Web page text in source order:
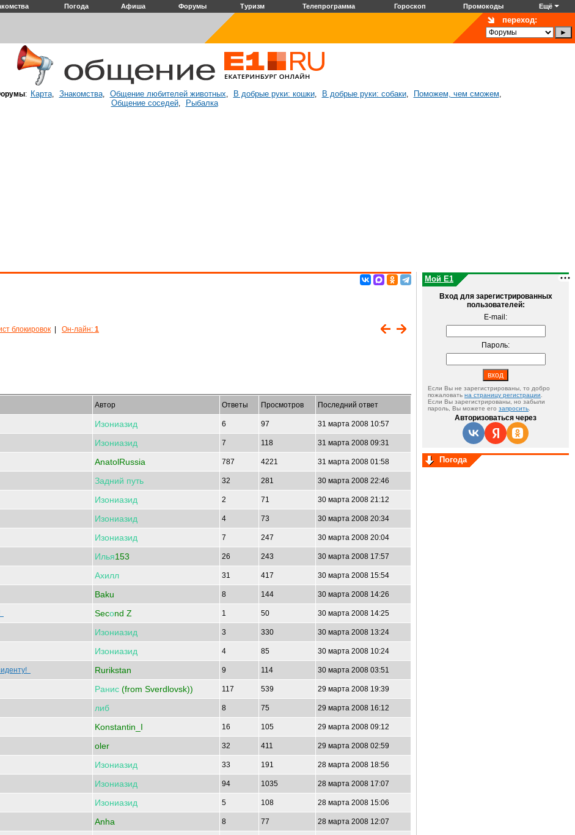
Погода Афиша Форумы Туризм Телепрограмма Гороскоп Промокоды Ещё
переход:
: Карта, Знакомства, Общение любителей животных, В добрые руки: кошки, В добрые руки: собаки, Поможем, чем сможем,
Общение соседей, Рыбалка
блокировок Он-лайн: 1
Автор Ответы Просмотров Последний ответ
Изониазид 6 97 31 марта 2008 10:57
Изониазид 7 118 31 марта 2008 09:31
AnatolRussia 787 4221 31 марта 2008 01:58
Задний путь 32 281 30 марта 2008 22:46
Изониазид 2 71 30 марта 2008 21:12
Изониазид 4 73 30 марта 2008 20:34
Изониазид 7 247 30 марта 2008 20:04
Илья153 26 243 30 марта 2008 17:57
Ахилл 31 417 30 марта 2008 15:54
Baku 8 144 30 марта 2008 14:26
Secоnd Z 1 50 30 марта 2008 14:25
Изониазид 3 330 30 марта 2008 13:24
Изониазид 4 85 30 марта 2008 10:24
Rurikstan 9 114 30 марта 2008 03:51
Ранис (from Sverdlovsk)) 117 539 29 марта 2008 19:39
либ 8 75 29 марта 2008 16:12
Konstantin_I 16 105 29 марта 2008 09:12
oler 32 411 29 марта 2008 02:59
Изониазид 33 191 28 марта 2008 18:56
Изониазид 94 1035 28 марта 2008 17:07
Изониазид 5 108 28 марта 2008 15:06
Anha 8 77 28 марта 2008 12:07
Мой E1
Вход для зарегистрированных
пользователей:
E-mail:
Пароль:
Если Вы не зарегистрированы, то добро
пожаловать на страницу регистрации
Если Вы зарегистрированы, но забыли
пароль, Вы можете его запросить
Авторизоваться через
Погода